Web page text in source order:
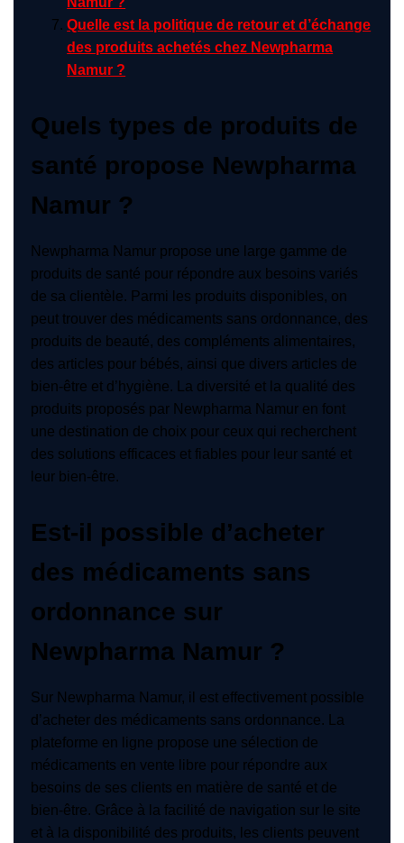
Quelle est la politique de retour et d’échange
des produits achetés chez Newpharma
Namur ?
Quels types de produits de
santé propose Newpharma
Namur ?
Newpharma Namur propose une large gamme de
produits de santé pour répondre aux besoins variés
de sa clientèle. Parmi les produits disponibles, on
peut trouver des médicaments sans ordonnance, des
produits de beauté, des compléments alimentaires,
des articles pour bébés, ainsi que divers articles de
bien-être et d’hygiène. La diversité et la qualité des
produits proposés par Newpharma Namur en font
une destination de choix pour ceux qui recherchent
des solutions efficaces et fiables pour leur santé et
leur bien-être.
Est-il possible d’acheter
des médicaments sans
ordonnance sur
Newpharma Namur ?
Sur Newpharma Namur, il est effectivement possible
d’acheter des médicaments sans ordonnance. La
plateforme en ligne propose une sélection de
médicaments en vente libre pour répondre aux
besoins de ses clients en matière de santé et de
bien-être. Grâce à la facilité de navigation sur le site
et à la disponibilité des produits, les clients peuvent